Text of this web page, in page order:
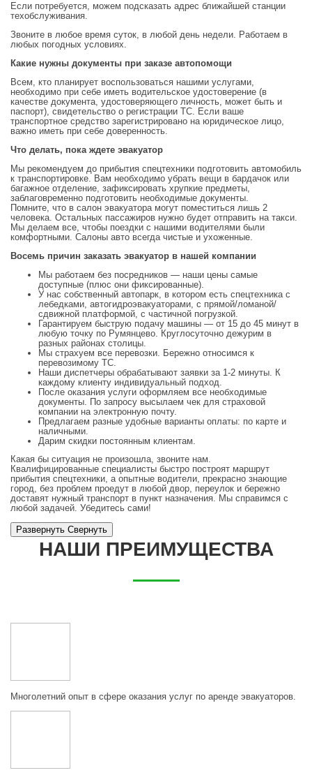
Если потребуется, можем подсказать адрес ближайшей станции
техобслуживания.
Звоните в любое время суток, в любой день недели. Работаем в
любых погодных условиях.
Какие нужны документы при заказе автопомощи
Всем, кто планирует воспользоваться нашими услугами,
необходимо при себе иметь водительское удостоверение (в
качестве документа, удостоверяющего личность, может быть и
паспорт), свидетельство о регистрации ТС. Если ваше
транспортное средство зарегистрировано на юридическое лицо,
важно иметь при себе доверенность.
Что делать, пока ждете эвакуатор
Мы рекомендуем до прибытия спецтехники подготовить автомобиль
к транспортировке. Вам необходимо убрать вещи в бардачок или
багажное отделение, зафиксировать хрупкие предметы,
заблаговременно подготовить необходимые документы.
Помните, что в салон эвакуатора могут поместиться лишь 2
человека. Остальных пассажиров нужно будет отправить на такси.
Мы делаем все, чтобы поездки с нашими водителями были
комфортными. Салоны авто всегда чистые и ухоженные.
Восемь причин заказать эвакуатор в нашей компании
Мы работаем без посредников — наши цены самые
доступные (плюс они фиксированные).
У нас собственный автопарк, в котором есть спецтехника с
лебедками, автогидроэвакуаторами, с прямой/ломаной/
сдвижной платформой, с частичной погрузкой.
Гарантируем быструю подачу машины — от 15 до 45 минут в
любую точку по Румянцево. Круглосуточно дежурим в
разных районах столицы.
Мы страхуем все перевозки. Бережно относимся к
перевозимому ТС.
Наши диспетчеры обрабатывают заявки за 1-2 минуты. К
каждому клиенту индивидуальный подход.
После оказания услуги оформляем все необходимые
документы. По запросу высылаем чек для страховой
компании на электронную почту.
Предлагаем разные удобные варианты оплаты: по карте и
наличными.
Дарим скидки постоянным клиентам.
Какая бы ситуация не произошла, звоните нам.
Квалифицированные специалисты быстро построят маршрут
прибытия спецтехники, а опытные водители, прекрасно знающие
город, без проблем проедут в любой двор, переулок и бережно
доставят нужный транспорт в пункт назначения. Мы справимся с
любой задачей. Убедитесь сами!
Развернуть Cвернуть
НАШИ ПРЕИМУЩЕСТВА
Многолетний опыт в сфере оказания услуг по аренде эвакуаторов.